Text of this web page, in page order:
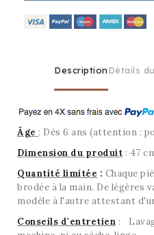
DescriptionDétails
Âge : Dès 6 ans (attention :
Dimension du produit : 47
Quantité limitée : Chaque
brodée à la main. De légères
modèle à l'autre attestant
Conseils d'entretien :